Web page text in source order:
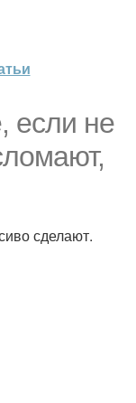
если не
сделают.